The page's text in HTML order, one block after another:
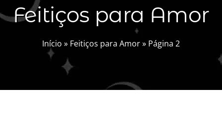
MAGIA NATURAL
BLOG
Buscar
Feitiços para Amor
Início » Feitiços para Amor» Página 2